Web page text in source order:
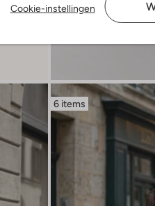
Cookie-instellingen
6 items